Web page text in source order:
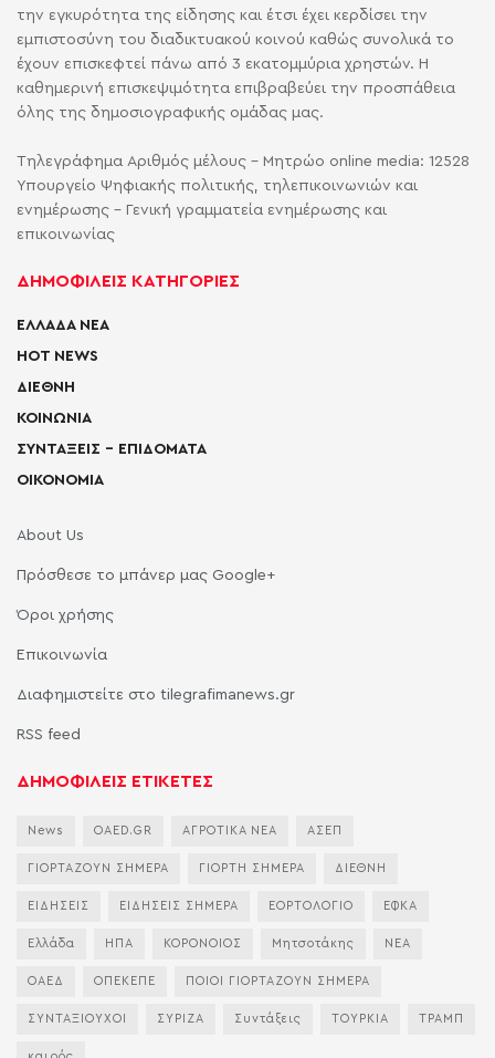
την εγκυρότητα της είδησης και έτσι έχει κερδίσει την
εμπιστοσύνη του διαδικτυακού κοινού καθώς συνολικά το
έχουν επισκεφτεί πάνω από 3 εκατομμύρια χρηστών. Η
καθημερινή επισκεψιμότητα επιβραβεύει την προσπάθεια
όλης της δημοσιογραφικής ομάδας μας.
Τηλεγράφημα Αριθμός μέλους - Μητρώο online media: 12528
Υπουργείο Ψηφιακής πολιτικής, τηλεπικοινωνιών και
ενημέρωσης - Γενική γραμματεία ενημέρωσης και
επικοινωνίας
ΔΗΜΟΦΙΛΕΙΣ ΚΑΤΗΓΟΡΙΕΣ
ΕΛΛΑΔΑ ΝΕΑ
HOT NEWS
ΔΙΕΘΝΗ
ΚΟΙΝΩΝΙΑ
ΣΥΝΤΑΞΕΙΣ – ΕΠΙΔΟΜΑΤΑ
ΟΙΚΟΝΟΜΙΑ
About Us
Πρόσθεσε το μπάνερ μας Google+
Όροι χρήσης
Επικοινωνία
Διαφημιστείτε στο tilegrafimanews.gr
RSS feed
ΔΗΜΟΦΙΛΕΙΣ ΕΤΙΚΕΤΕΣ
News OAED.GR ΑΓΡΟΤΙΚΑ ΝΕΑ ΑΣΕΠ
ΓΙΟΡΤΑΖΟΥΝ ΣΗΜΕΡΑ ΓΙΟΡΤΗ ΣΗΜΕΡΑ ΔΙΕΘΝΗ
ΕΙΔΗΣΕΙΣ ΕΙΔΗΣΕΙΣ ΣΗΜΕΡΑ ΕΟΡΤΟΛΟΓΙΟ ΕΦΚΑ
Ελλάδα ΗΠΑ ΚΟΡΟΝΟΙΟΣ Μητσοτάκης ΝΕΑ
ΟΑΕΔ ΟΠΕΚΕΠΕ ΠΟΙΟΙ ΓΙΟΡΤΑΖΟΥΝ ΣΗΜΕΡΑ
ΣΥΝΤΑΞΙΟΥΧΟΙ ΣΥΡΙΖΑ Συντάξεις ΤΟΥΡΚΙΑ ΤΡΑΜΠ